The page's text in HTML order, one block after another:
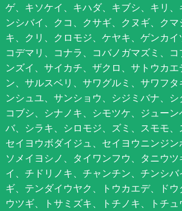
ゲ、キソケイ、キハダ、キブシ、キリ
ンシバイ、クコ、クサギ、クヌギ、ク
キ、クリ、クロモジ、ケヤキ、ゲンカイ
コデマリ、コナラ、コバノガマズミ、
ンズイ、サイカチ、ザクロ、サトウカ
ン、サルスベリ、サワグルミ、サワフ
ンシュユ、サンショウ、シジミバナ、
コブシ、シナノキ、シモツケ、ジュー
バ、シラキ、シロモジ、ズミ、スモモ、
セイヨウボダイジュ、セイヨウニンジン
ソメイヨシノ、タイワンフウ、タニウ
イ、チドリノキ、チャンチン、チンシ
ギ、テンダイウヤク、トウカエデ、ドウ
ウツギ、トサミズキ、トチノキ、トチ